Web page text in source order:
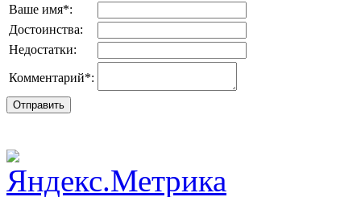
Ваше имя*:
Достоинства:
Недостатки:
Комментарий*: